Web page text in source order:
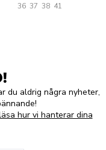
36 37 38 41
du aldrig några nyheter,
hur vi hanterar dina